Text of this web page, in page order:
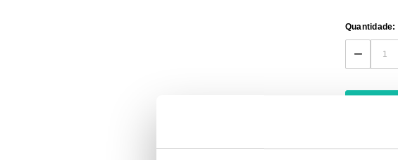
Current
Stock:
Quantidade:
DECREASE
QUANTITY: